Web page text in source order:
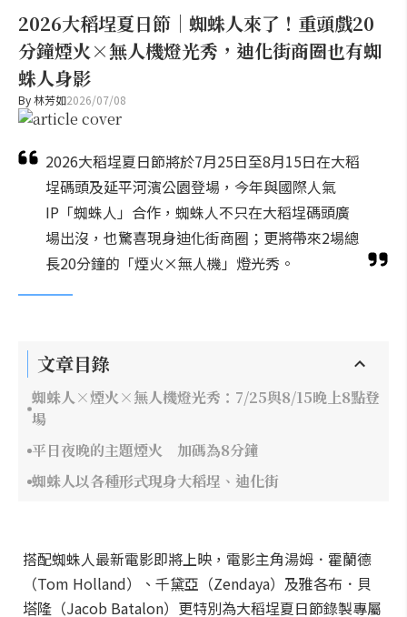
2026大稻埕夏日節｜蜘蛛人來了！重頭戲20
分鐘煙火×無人機燈光秀，迪化街商圈也有蜘
蛛人身影
By林芳如2026/07/08
2026大稻埕夏日節將於7月25日至8月15日在大稻
埕碼頭及延平河濱公園登場，今年與國際人氣
IP「蜘蛛人」合作，蜘蛛人不只在大稻埕碼頭廣
場出沒，也驚喜現身迪化街商圈；更將帶來2場總
長20分鐘的「煙火×無人機」燈光秀。
文章目錄
蜘蛛人×煙火×無人機燈光秀：7/25與8/15晚上8點登
場
平日夜晚的主題煙火 加碼為8分鐘
蜘蛛人以各種形式現身大稻埕、迪化街
搭配蜘蛛人最新電影即將上映，電影主角湯姆．霍蘭德
（Tom Holland）、千黛亞（Zendaya）及雅各布．貝
塔隆（Jacob Batalon）更特別為大稻埕夏日節錄製專屬